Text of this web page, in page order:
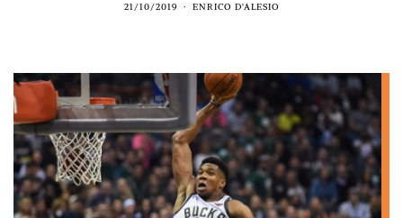
21/10/2019 ENRICO D'ALESIO